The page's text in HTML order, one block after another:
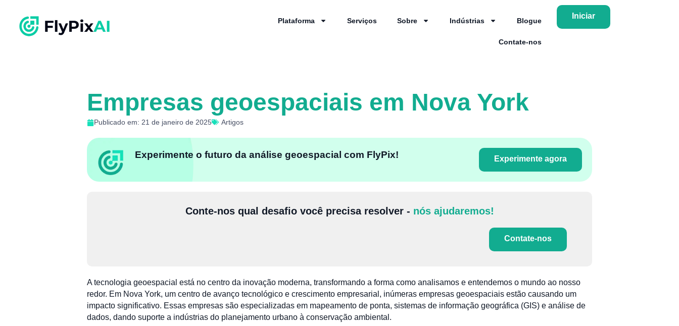
Plataforma Serviços Sobre Indústrias Blogue
Contate-nos
Iniciar
Empresas geoespaciais em Nova York
Publicado em: 21 de janeiro de 2025 Artigos
Experimente o futuro da análise geoespacial com FlyPix! Experimente agora
Conte-nos qual desafio você precisa resolver - nós ajudaremos!
Contate-nos
A tecnologia geoespacial está no centro da inovação moderna, transformando a forma como analisamos e entendemos o mundo ao nosso
redor. Em Nova York, um centro de avanço tecnológico e crescimento empresarial, inúmeras empresas geoespaciais estão causando um
impacto significativo. Essas empresas são especializadas em mapeamento de ponta, sistemas de informação geográfica (GIS) e análise de
dados, dando suporte a indústrias do planejamento urbano à conservação ambiental.